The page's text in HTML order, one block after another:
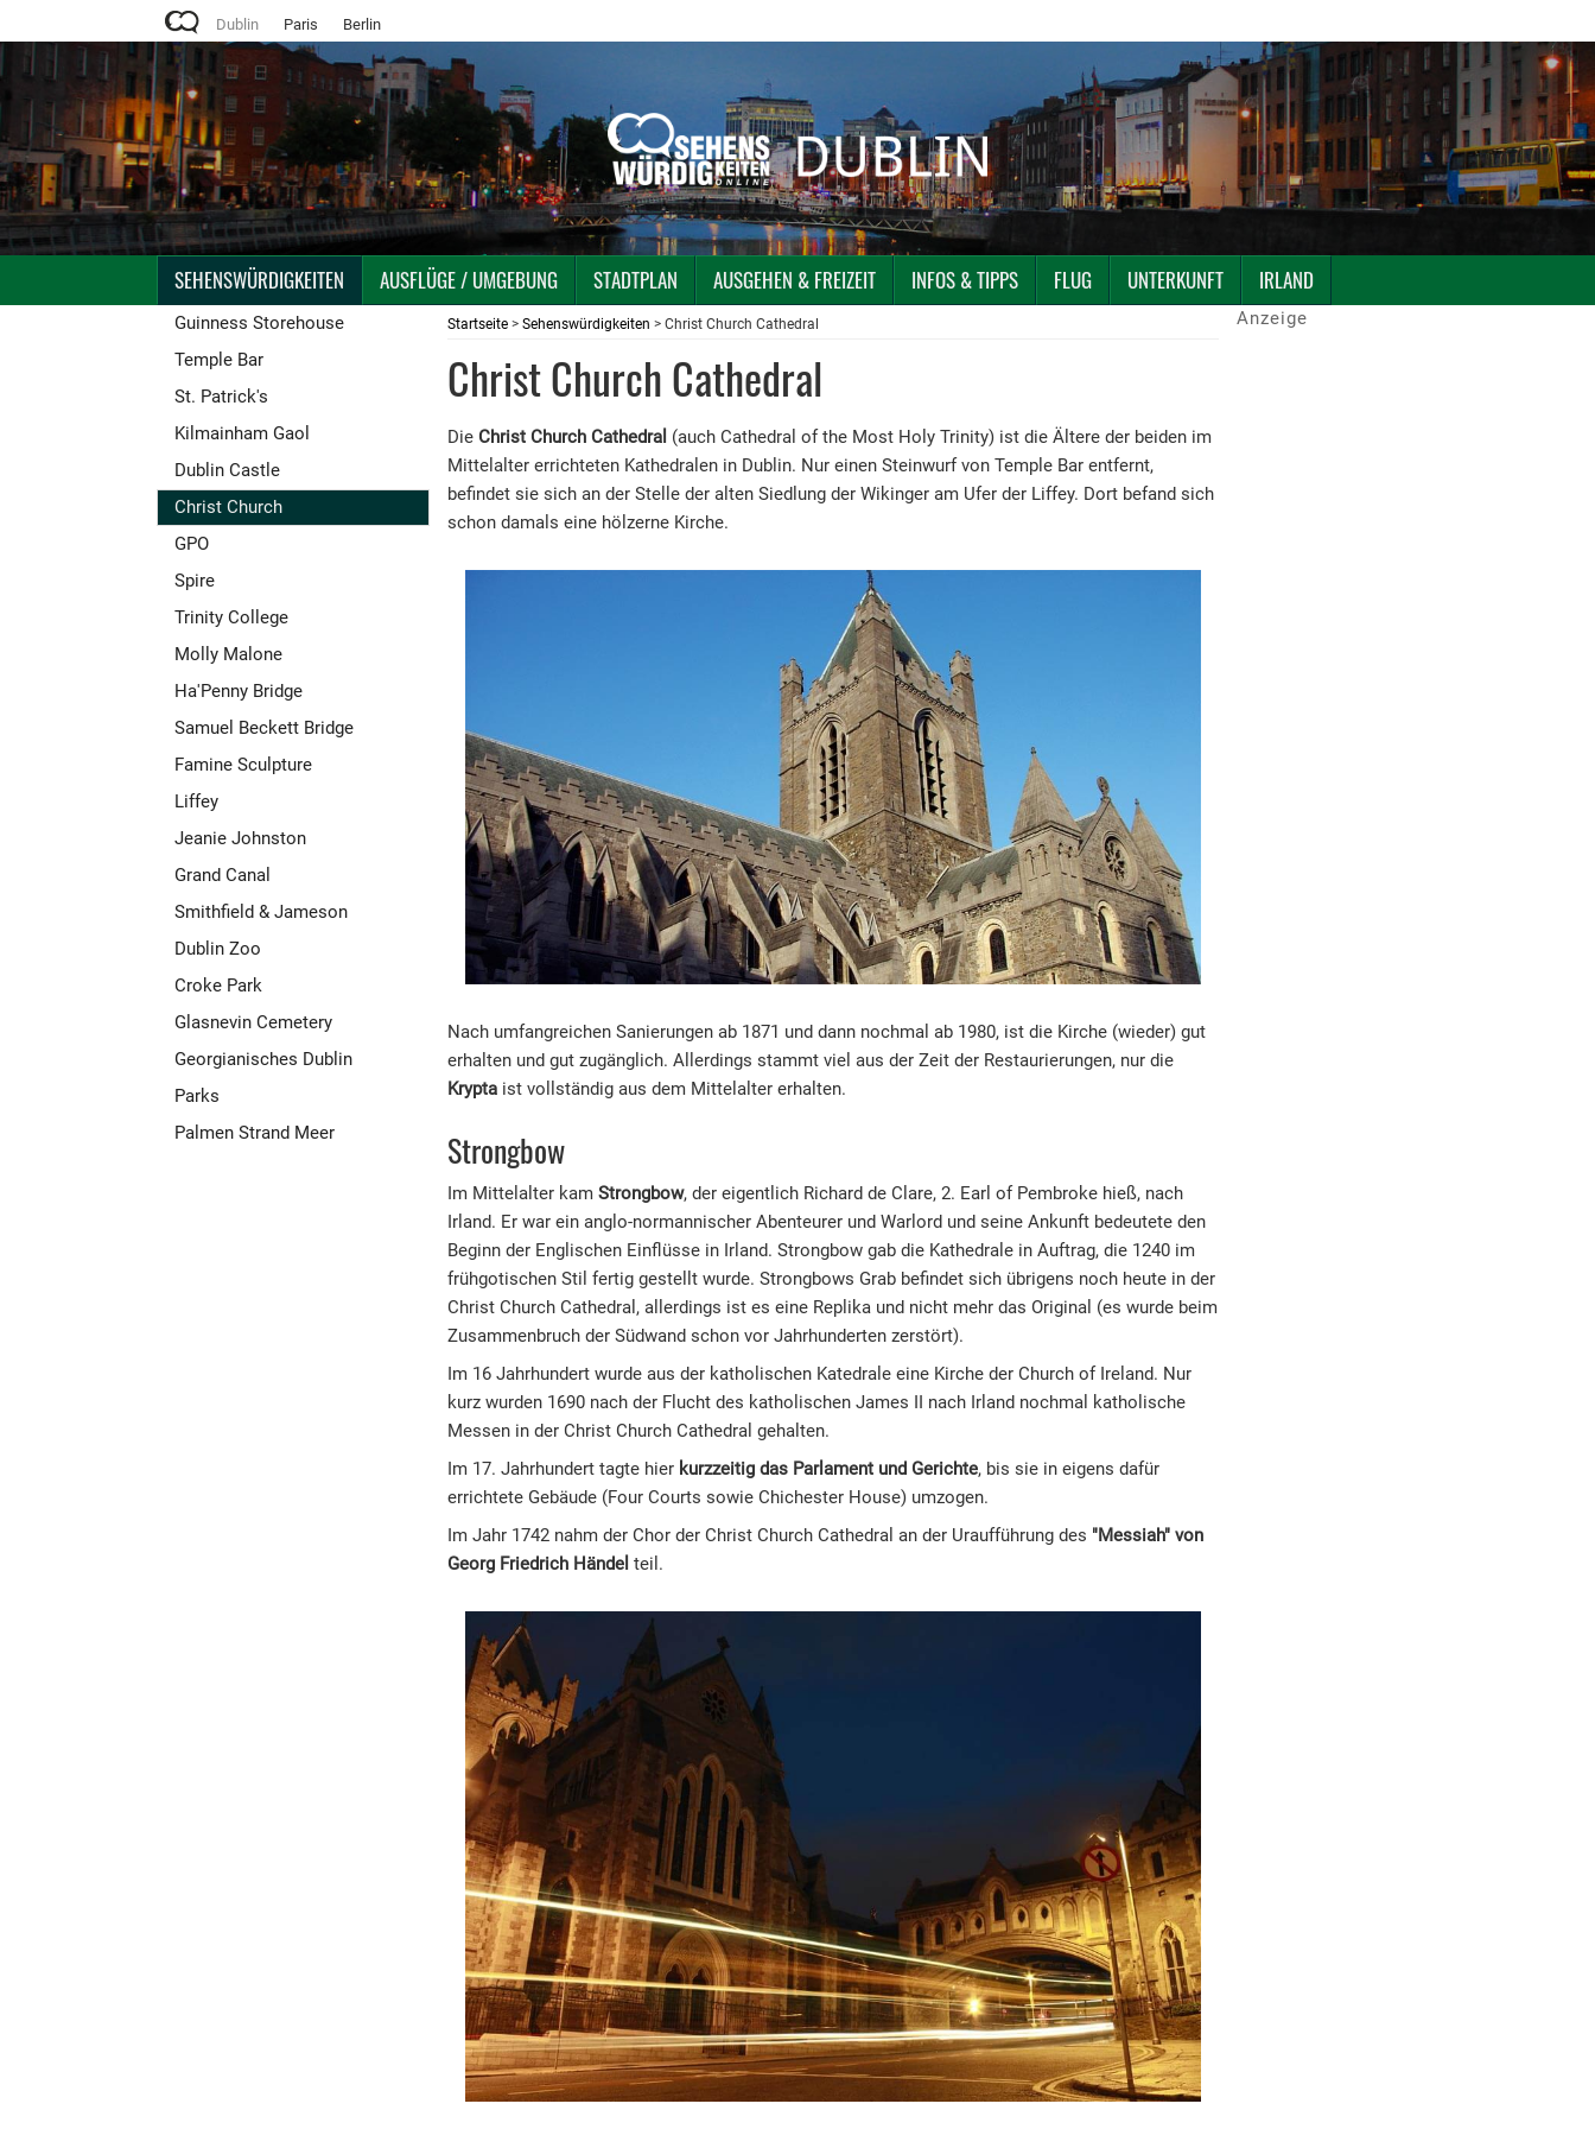
Dublin Paris Berlin
SEHENSWÜRDIGKEITEN AUSFLÜGE / UMGEBUNG STADTPLAN AUSGEHEN & FREIZEIT INFOS & TIPPS FLUG UNTERKUNFT IRLAND
Guinness Storehouse
Temple Bar
St. Patrick's
Kilmainham Gaol
Dublin Castle
Christ Church
GPO
Spire
Trinity College
Molly Malone
Ha'Penny Bridge
Samuel Beckett Bridge
Famine Sculpture
Liffey
Jeanie Johnston
Grand Canal
Smithfield & Jameson
Dublin Zoo
Croke Park
Glasnevin Cemetery
Georgianisches Dublin
Parks
Palmen Strand Meer
Startseite > Sehenswürdigkeiten > Christ Church Cathedral
Christ Church Cathedral
Die Christ Church Cathedral (auch Cathedral of the Most Holy Trinity) ist die Ältere der beiden im
Mittelalter errichteten Kathedralen in Dublin. Nur einen Steinwurf von Temple Bar entfernt,
befindet sie sich an der Stelle der alten Siedlung der Wikinger am Ufer der Liffey. Dort befand sich
schon damals eine hölzerne Kirche.
Nach umfangreichen Sanierungen ab 1871 und dann nochmal ab 1980, ist die Kirche (wieder) gut
erhalten und gut zugänglich. Allerdings stammt viel aus der Zeit der Restaurierungen, nur die
Krypta ist vollständig aus dem Mittelalter erhalten.
Strongbow
Im Mittelalter kam Strongbow, der eigentlich Richard de Clare, 2. Earl of Pembroke hieß, nach
Irland. Er war ein anglo-normannischer Abenteurer und Warlord und seine Ankunft bedeutete den
Beginn der Englischen Einflüsse in Irland. Strongbow gab die Kathedrale in Auftrag, die 1240 im
frühgotischen Stil fertig gestellt wurde. Strongbows Grab befindet sich übrigens noch heute in der
Christ Church Cathedral, allerdings ist es eine Replika und nicht mehr das Original (es wurde beim
Zusammenbruch der Südwand schon vor Jahrhunderten zerstört).
Im 16 Jahrhundert wurde aus der katholischen Katedrale eine Kirche der Church of Ireland. Nur
kurz wurden 1690 nach der Flucht des katholischen James II nach Irland nochmal katholische
Messen in der Christ Church Cathedral gehalten.
Im 17. Jahrhundert tagte hier kurzzeitig das Parlament und Gerichte, bis sie in eigens dafür
errichtete Gebäude (Four Courts sowie Chichester House) umzogen.
Im Jahr 1742 nahm der Chor der Christ Church Cathedral an der Uraufführung des "Messiah" von
Georg Friedrich Händel teil.
Anzeige